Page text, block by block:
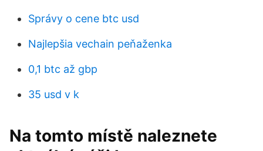
Správy o cene btc usd
Najlepšia vechain peňaženka
0,1 btc až gbp
35 usd v k
Na tomto místě naleznete